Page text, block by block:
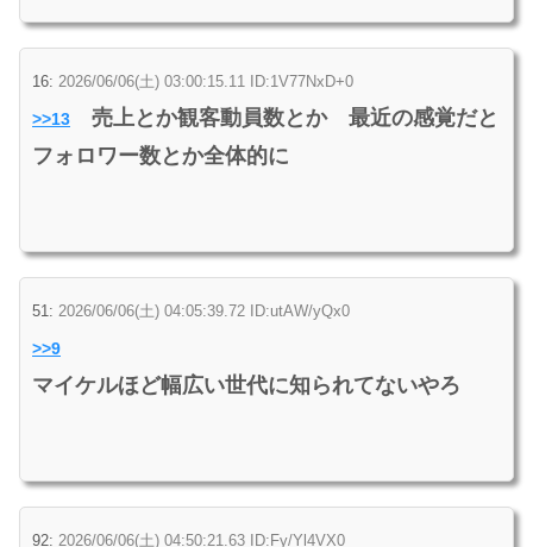
16: 2026/06/06(土) 03:00:15.11 ID:1V77NxD+0
>>13
売上とか観客動員数とか 最近の感覚だと
フォロワー数とか全体的に
51: 2026/06/06(土) 04:05:39.72 ID:utAW/yQx0
>>9
マイケルほど幅広い世代に知られてないやろ
92: 2026/06/06(土) 04:50:21.63 ID:Fy/Yl4VX0